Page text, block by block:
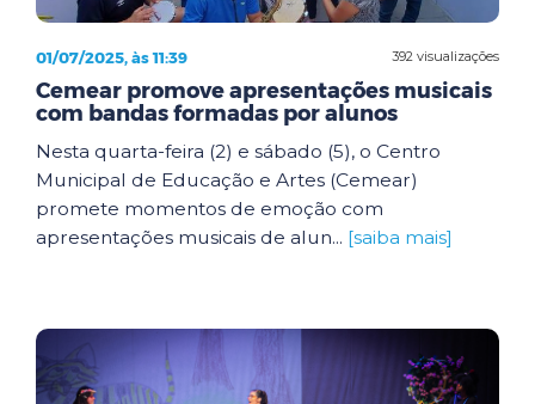
392 visualizações
01/07/2025, às 11:39
Cemear promove apresentações musicais
com bandas formadas por alunos
Nesta quarta-feira (2) e sábado (5), o Centro
Municipal de Educação e Artes (Cemear)
promete momentos de emoção com
apresentações musicais de alun... [saiba mais]